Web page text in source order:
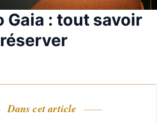
Gaia : tout savoir
Dans cet article